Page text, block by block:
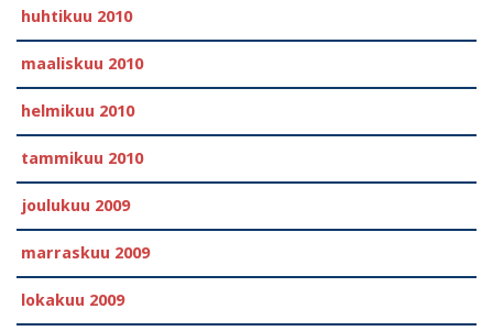
huhtikuu 2010
maaliskuu 2010
helmikuu 2010
tammikuu 2010
joulukuu 2009
marraskuu 2009
lokakuu 2009